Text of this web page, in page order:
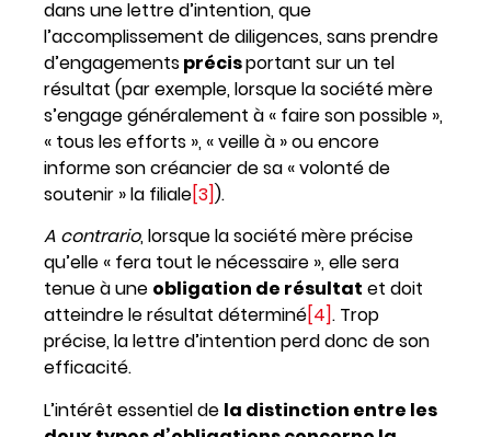
dans une lettre d’intention, que
l’accomplissement de diligences, sans prendre
d’engagementsprécisportant sur un tel
résultat (par exemple, lorsque la société mère
s’engage généralement à « faire son possible »,
« tous les efforts », « veille à » ou encore
informe son créancier de sa « volonté de
soutenir » la filiale[3]).
A contrario, lorsque la société mère précise
qu’elle « fera tout le nécessaire », elle sera
tenue à une obligation de résultat et doit
atteindre le résultat déterminé[4]. Trop
précise, la lettre d’intention perd donc de son
efficacité.
L’intérêt essentiel de la distinction entre les